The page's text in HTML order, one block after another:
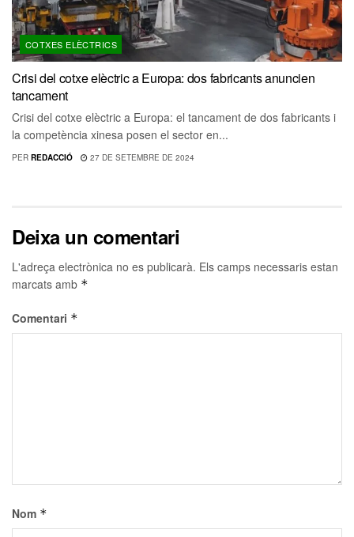
COTXES ELÈCTRICS
Crisi del cotxe elèctric a Europa: dos fabricants anuncien
tancament
Crisi del cotxe elèctric a Europa: el tancament de dos fabricants i
la competència xinesa posen el sector en...
PER REDACCIÓ 27 DE SETEMBRE DE 2024
Deixa un comentari
L'adreça electrònica no es publicarà. Els camps necessaris estan
marcats amb *
Comentari *
Nom *